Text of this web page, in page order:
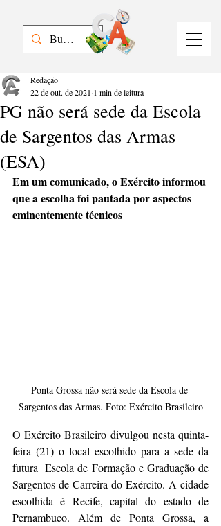
PG não será sede da Escola
de Sargentos das Armas
(ESA)
Redação
22 de out. de 2021 1 min de leitura
Em um comunicado, o Exército informou
que a escolha foi pautada por aspectos
eminentemente técnicos
Ponta Grossa não será sede da Escola de
Sargentos das Armas. Foto: Exército Brasileiro
O Exército Brasileiro divulgou nesta quinta-
feira (21) o local escolhido para a sede da
futura  Escola de Formação e Graduação de
Sargentos de Carreira do Exército. A cidade
escolhida é Recife, capital do estado de
Pernambuco. Além de Ponta Grossa, a